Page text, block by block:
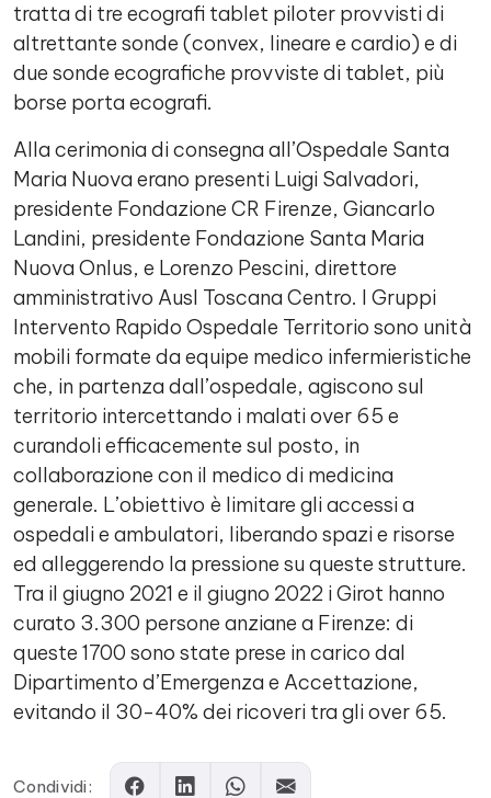
tratta di tre ecografi tablet piloter provvisti di
altrettante sonde (convex, lineare e cardio) e di
due sonde ecografiche provviste di tablet, più
borse porta ecografi.
Alla cerimonia di consegna all’Ospedale Santa
Maria Nuova erano presenti Luigi Salvadori,
presidente Fondazione CR Firenze, Giancarlo
Landini, presidente Fondazione Santa Maria
Nuova Onlus, e Lorenzo Pescini, direttore
amministrativo Ausl Toscana Centro. I Gruppi
Intervento Rapido Ospedale Territorio sono unità
mobili formate da equipe medico infermieristiche
che, in partenza dall’ospedale, agiscono sul
territorio intercettando i malati over 65 e
curandoli efficacemente sul posto, in
collaborazione con il medico di medicina
generale. L’obiettivo è limitare gli accessi a
ospedali e ambulatori, liberando spazi e risorse
ed alleggerendo la pressione su queste strutture.
Tra il giugno 2021 e il giugno 2022 i Girot hanno
curato 3.300 persone anziane a Firenze: di
queste 1700 sono state prese in carico dal
Dipartimento d’Emergenza e Accettazione,
evitando il 30-40% dei ricoveri tra gli over 65.
Condividi: